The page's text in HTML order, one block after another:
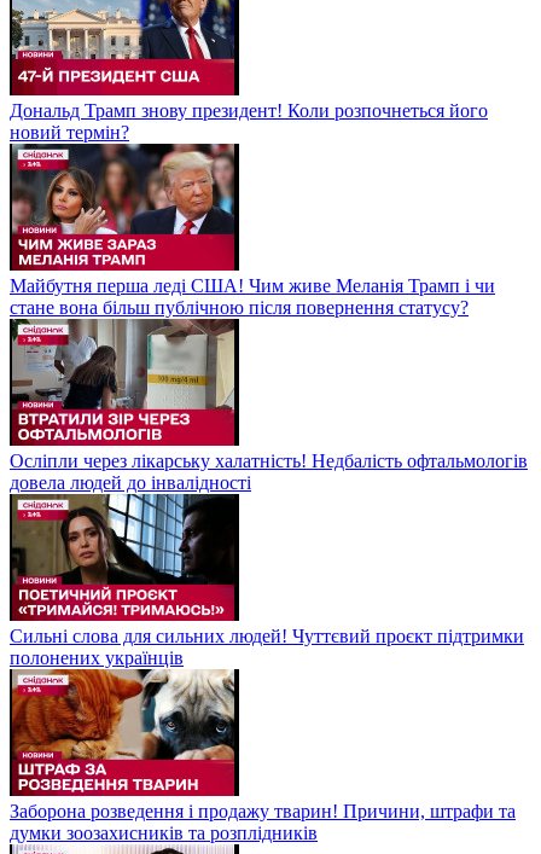
Дональд Трамп знову президент! Коли розпочнеться його
новий термін?
Майбутня перша леді США! Чим живе Меланія Трамп і чи
стане вона більш публічною після повернення статусу?
Осліпли через лікарську халатність! Недбалість офтальмологів
довела людей до інвалідності
Сильні слова для сильних людей! Чуттєвий проєкт підтримки
полонених українців
Заборона розведення і продажу тварин! Причини, штрафи та
думки зоозахисників та розплідників